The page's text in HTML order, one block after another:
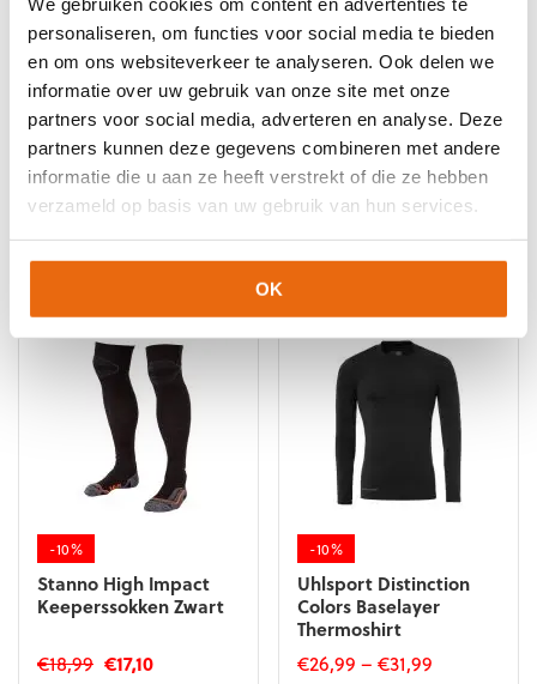
personaliseren, om functies voor social media te bieden
en om ons websiteverkeer te analyseren. Ook delen we
informatie over uw gebruik van onze site met onze
partners voor social media, adverteren en analyse. Deze
partners kunnen deze gegevens combineren met andere
informatie die u aan ze heeft verstrekt of die ze hebben
verzameld op basis van uw gebruik van hun services.
OK
4067633200418
Maat: 152
4067633200555
Maat: S
4067633200562
Maat: M
4067633200579
Maat: L
4067633200586
Maat: XL
4067633200593
Maat: XXL
Bedrukte artikelen kunnen wij helaas niet terugnemen.
Artikelnummer: 8946-251 Categorieën: Jako keeperskleding
Junior Keepersshirts
Junior Shirts Met Lange Mouw
Keeperskleding, Keepersshirt ,Nieuw,Senior Keepersshirt
Senior shirts lange mouw
Gerelateerde producten
-10%
Stanno High Impact
Keeperssokken Zwart
€18,99 Oorspronkelijke
€17,10Huidige
-10%
Uhlsport Distinction
Colors Baselayer
Thermoshirt
€26,99 –€31,99